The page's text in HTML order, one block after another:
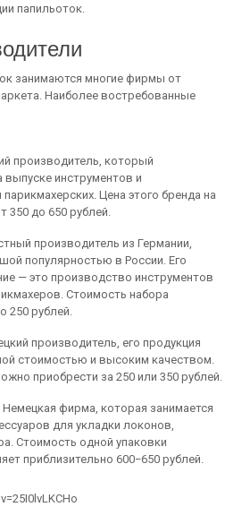
папильоток.
занимаются многие фирмы от
Наиболее востребованные
производитель, который
выпуске инструментов и
Цена этого бренда на
350 до 650 рублей.
производитель из Германии,
популярностью в России. Его
— это производство инструментов
Стоимость набора
250 рублей.
производитель, его продукция
стоимостью и высоким качеством.
приобрести за 250 или 350 рублей.
Немецкая фирма, которая занимается
для укладки локонов,
Стоимость одной упаковки
приблизительно 600−650 рублей.